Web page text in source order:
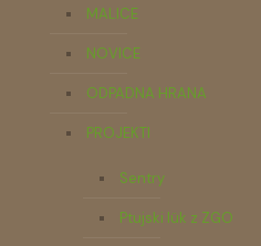
MALICE
NOVICE
ODPADNA HRANA
PROJEKTI
Sentry
Ptujski lük z ZGO